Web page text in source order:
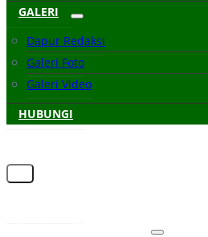
GALERI
Dapur Redaksi
Galeri Foto
Galeri Video
HUBUNGI